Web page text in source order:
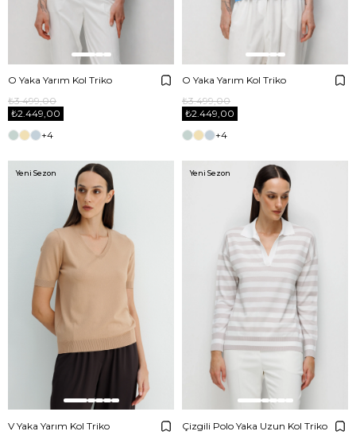
O Yaka Yarım Kol Triko
₺2.449,00
₺3.499,00
+4
O Yaka Yarım Kol Triko
₺2.449,00
₺3.499,00
+4
V Yaka Yarım Kol Triko
Yeni Sezon
Çizgili Polo Yaka Uzun Kol Triko
Yeni Sezon